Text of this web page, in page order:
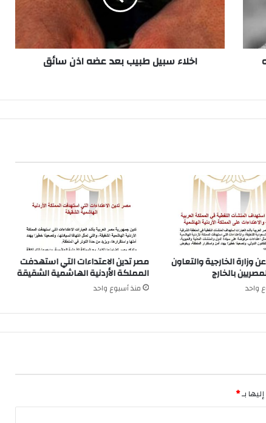
اذن
سائق
اخلاء سبيل طبيب بعد عضه اذن سائق
وزارة الخارجية والتعاون
بالخارج
واحد
مصر تدين الاعتداءات التي استهدفت
المملكة الأردنية الهاشمية الشقيقة
منذ أسبوع واحد
بـ*